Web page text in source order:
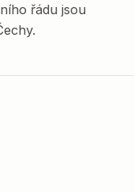
řádu jsou